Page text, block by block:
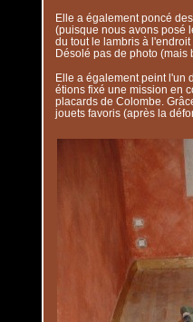
Elle a également poncé
(puisque nous avons posé
du tout le lambris à
Désolé pas de photo (mais
Elle a également peint l'un
étions fixé une mission en
placards de Colombe.
jouets favoris (après la